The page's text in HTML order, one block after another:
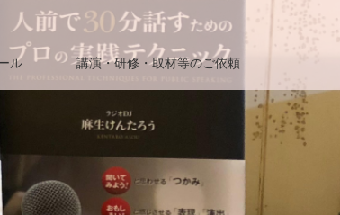
ル 講演・研修・取材等のご依頼